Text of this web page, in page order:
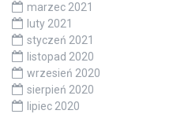
marzec 2021
luty 2021
styczeń 2021
listopad 2020
wrzesień 2020
sierpień 2020
lipiec 2020